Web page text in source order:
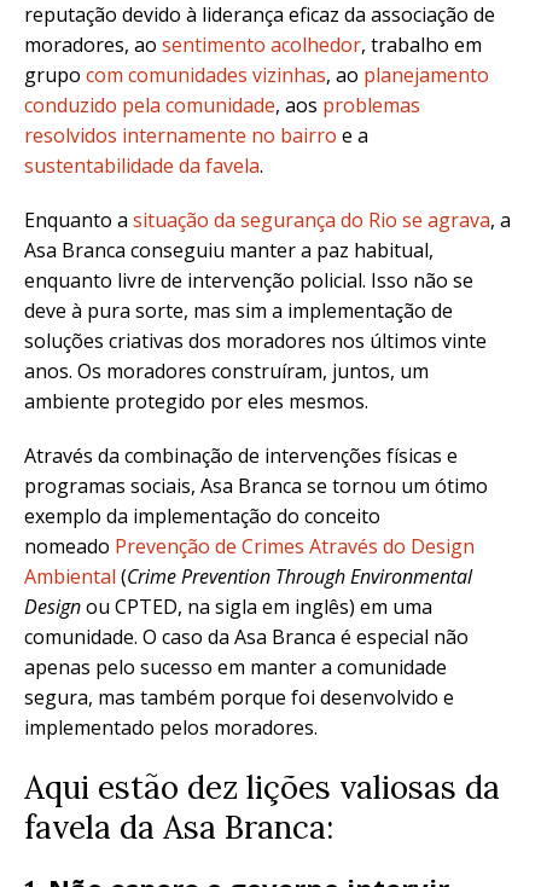
reputação devido à liderança eficaz da associação de
moradores, ao sentimento acolhedor, trabalho em
grupo com comunidades vizinhas, ao planejamento
conduzido pela comunidade, aos problemas
resolvidos internamente no bairro e a
sustentabilidade da favela.
Enquanto a situação da segurança do Rio se agrava, a
Asa Branca conseguiu manter a paz habitual,
enquanto livre de intervenção policial. Isso não se
deve à pura sorte, mas sim a implementação de
soluções criativas dos moradores nos últimos vinte
anos. Os moradores construíram, juntos, um
ambiente protegido por eles mesmos.
Através da combinação de intervenções físicas e
programas sociais, Asa Branca se tornou um ótimo
exemplo da implementação do conceito
nomeado Prevenção de Crimes Através do Design
Ambiental (Crime Prevention Through Environmental
Designou CPTED, na sigla em inglês) em uma
comunidade. O caso da Asa Branca é especial não
apenas pelo sucesso em manter a comunidade
segura, mas também porque foi desenvolvido e
implementado pelos moradores.
Aqui estão dez lições valiosas da
favela da Asa Branca: